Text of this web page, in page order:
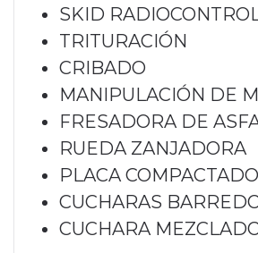
SKID
TRITURACIÓN
CRIBADO
MANIPULACIÓN DE
FRESADORA DE
RUEDA ZANJADORA
PLACA
CUCHARAS
CUCHARA